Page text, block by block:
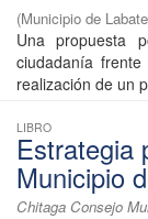
(Municipio de
Una propuesta
ciudadanía
realización de un
LIBRO
Estrategia
Municipio
Chitaga Consejo